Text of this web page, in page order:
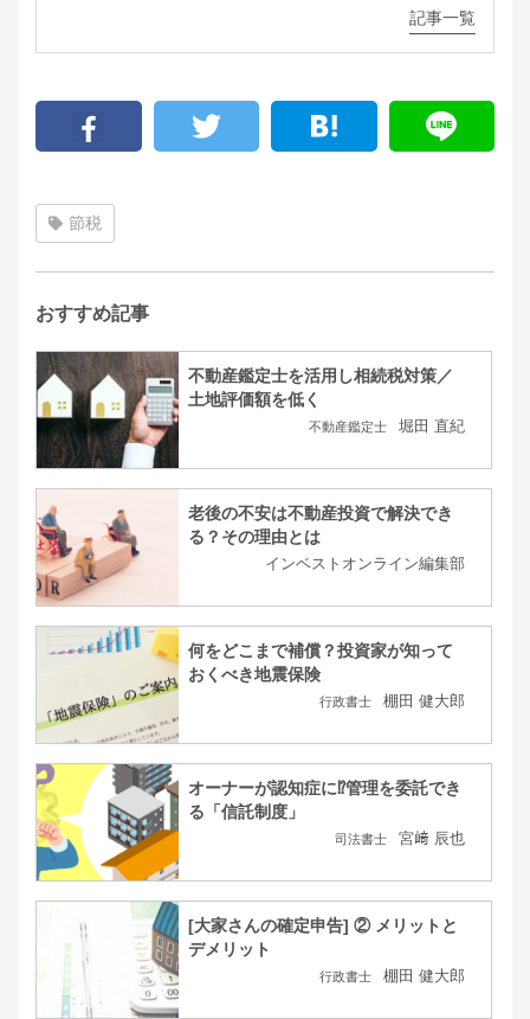
記事一覧
節税
おすすめ記事
不動産鑑定士を活用し相続税対策／
土地評価額を低く
不動産鑑定士 堀田 直紀
老後の不安は不動産投資で解決でき
る？その理由とは
インベストオンライン編集部
何をどこまで補償？投資家が知って
おくべき地震保険
行政書士 棚田 健大郎
オーナーが認知症に⁉管理を委託でき
る「信託制度」
司法書士 宮﨑 辰也
[大家さんの確定申告] ② メリットと
デメリット
行政書士 棚田 健大郎